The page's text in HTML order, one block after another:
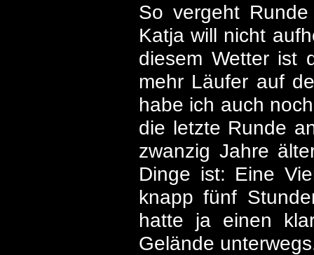
So vergeht
Katja will nicht
diesem Wetter ist
mehr Läufer auf
habe ich auch
die letzte Runde
zwanzig Jahre
Dinge ist: Eine
knapp fünf
hatte ja einen
Gelände